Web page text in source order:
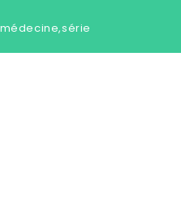
médecine,série